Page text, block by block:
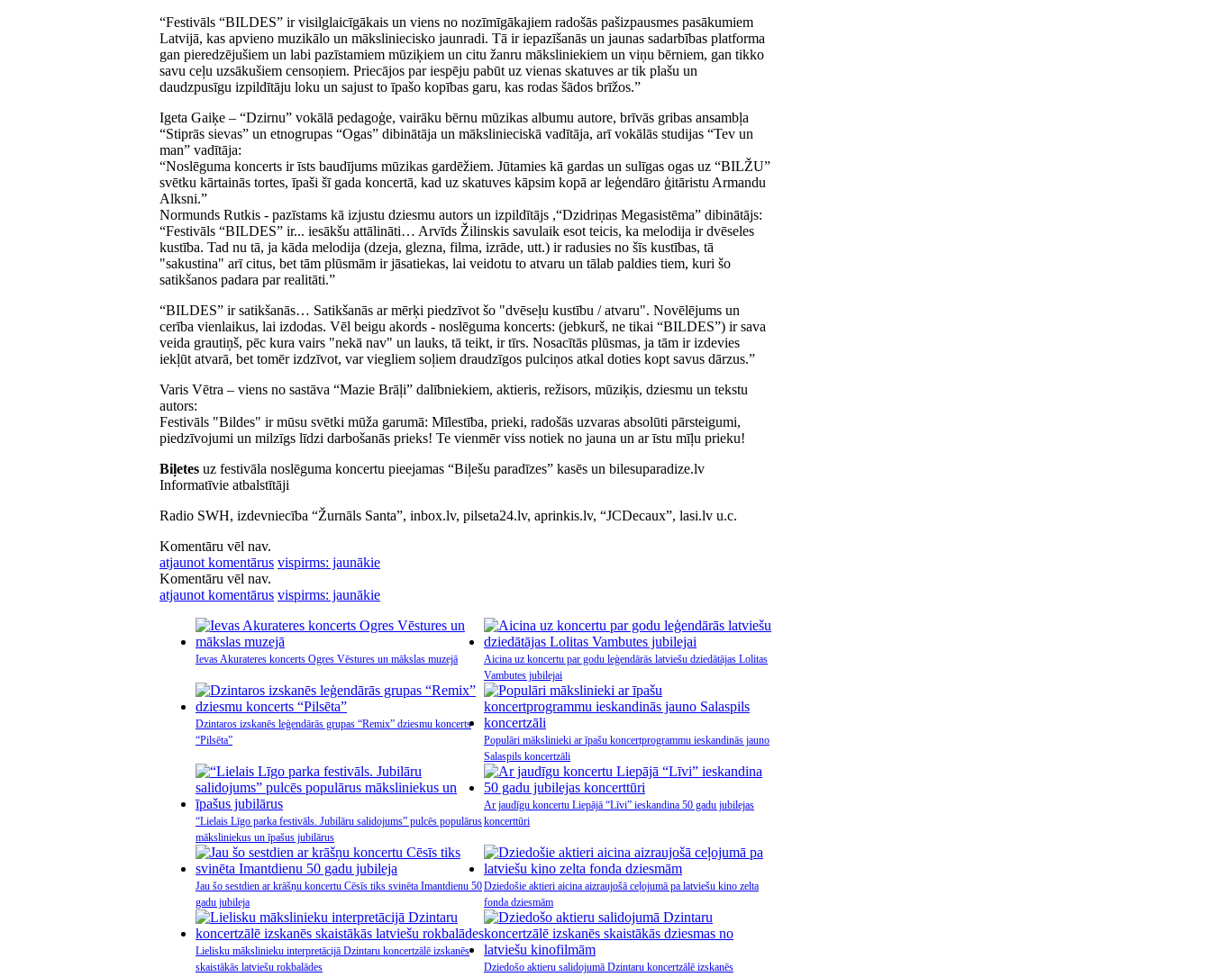
“Festivāls “BILDES” ir visilglaicīgākais un viens no nozīmīgākajiem radošās pašizpausmes pasākumiem
Latvijā, kas apvieno muzikālo un māksliniecisko jaunradi. Tā ir iepazīšanās un jaunas sadarbības platforma
gan pieredzējušiem un labi pazīstamiem mūziķiem un citu žanru māksliniekiem un viņu bērniem, gan tikko
savu ceļu uzsākušiem censoņiem. Priecājos par iespēju pabūt uz vienas skatuves ar tik plašu un
daudzpusīgu izpildītāju loku un sajust to īpašo kopības garu, kas rodas šādos brīžos.”
Igeta Gaiķe – “Dzirnu” vokālā pedagoģe, vairāku bērnu mūzikas albumu autore, brīvās gribas ansambļa
“Stiprās sievas” un etnogrupas “Ogas” dibinātāja un mākslinieciskā vadītāja, arī vokālās studijas “Tev un
man” vadītāja:
“Noslēguma koncerts ir īsts baudījums mūzikas gardēžiem. Jūtamies kā gardas un sulīgas ogas uz “BILŽU”
svētku kārtainās tortes, īpaši šī gada koncertā, kad uz skatuves kāpsim kopā ar leģendāro ģitāristu Armandu
Alksni.”
Normunds Rutkis - pazīstams kā izjustu dziesmu autors un izpildītājs ,“Dzidriņas Megasistēma” dibinātājs:
“Festivāls “BILDES” ir... iesākšu attālināti… Arvīds Žilinskis savulaik esot teicis, ka melodija ir dvēseles
kustība. Tad nu tā, ja kāda melodija (dzeja, glezna, filma, izrāde, utt.) ir radusies no šīs kustības, tā
"sakustina" arī citus, bet tām plūsmām ir jāsatiekas, lai veidotu to atvaru un tālab paldies tiem, kuri šo
satikšanos padara par realitāti.”
“BILDES” ir satikšanās… Satikšanās ar mērķi piedzīvot šo "dvēseļu kustību / atvaru". Novēlējums un
cerība vienlaikus, lai izdodas. Vēl beigu akords - noslēguma koncerts: (jebkurš, ne tikai “BILDES”) ir sava
veida grautiņš, pēc kura vairs "nekā nav" un lauks, tā teikt, ir tīrs. Nosacītās plūsmas, ja tām ir izdevies
iekļūt atvarā, bet tomēr izdzīvot, var viegliem soļiem draudzīgos pulciņos atkal doties kopt savus dārzus.”
Varis Vētra – viens no sastāva “Mazie Brāļi” dalībniekiem, aktieris, režisors, mūziķis, dziesmu un tekstu
autors:
Festivāls "Bildes" ir mūsu svētki mūža garumā: Mīlestība, prieki, radošās uzvaras absolūti pārsteigumi,
piedzīvojumi un milzīgs līdzi darbošanās prieks! Te vienmēr viss notiek no jauna un ar īstu mīļu prieku!
Biļetes uz festivāla noslēguma koncertu pieejamas “Biļešu paradīzes” kasēs un bilesuparadize.lv
Informatīvie atbalstītāji
Radio SWH, izdevniecība “Žurnāls Santa”, inbox.lv, pilseta24.lv, aprinkis.lv, “JCDecaux”, lasi.lv u.c.
Komentāru vēl nav.
atjaunot komentārus vispirms: jaunākie
Komentāru vēl nav.
atjaunot komentārus vispirms: jaunākie
Ievas Akurateres koncerts Ogres Vēstures un mākslas muzejā
Aicina uz koncertu par godu leģendārās latviešu dziedātājas Lolitas
Vambutes jubilejai
Dzintaros izskanēs leģendārās grupas “Remix” dziesmu koncerts
“Pilsēta”
Populāri mākslinieki ar īpašu koncertprogrammu ieskandinās jauno
Salaspils koncertzāli
“Lielais Līgo parka festivāls. Jubilāru salidojums” pulcēs populārus
māksliniekus un īpašus jubilārus
Ar jaudīgu koncertu Liepājā “Līvi” ieskandina 50 gadu jubilejas
koncerttūri
Jau šo sestdien ar krāšņu koncertu Cēsīs tiks svinēta Imantdienu 50
gadu jubileja
Dziedošie aktieri aicina aizraujošā ceļojumā pa latviešu kino zelta
fonda dziesmām
Lielisku mākslinieku interpretācijā Dzintaru koncertzālē izskanēs
skaistākās latviešu rokbalādes
Dziedošo aktieru salidojumā Dzintaru koncertzālē izskanēs